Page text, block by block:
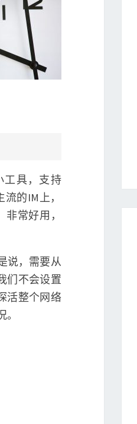
工具，支持
的IM上，
常好用，
说，需要从
们不会设置
活整个网络